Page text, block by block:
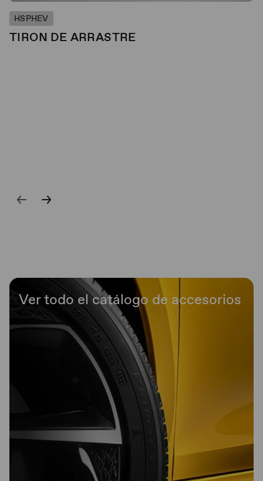
HSPHEV
TIRON DE ARRASTRE
Ver todo el catálogo de accesorios